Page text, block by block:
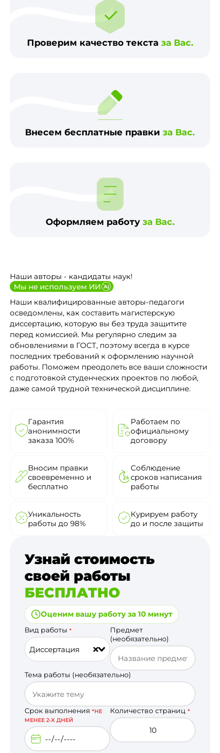
Проверим качество текста за Вас.
Внесем бесплатные правки за Вас.
Оформляем работу за Вас.
Наши авторы - кандидаты наук!
Мы не используем ИИ
Наши квалифицированные авторы-педагоги
осведомлены, как составить магистерскую
диссертацию, которую вы без труда защитите
перед комиссией. Мы регулярно следим за
обновлениями в ГОСТ, поэтому всегда в курсе
последних требований к оформлению научной
работы. Поможем преодолеть все ваши сложности
с подготовкой студенческих проектов по любой,
даже самой трудной технической дисциплине.
Гарантия
анонимности
заказа 100%
Работаем по
официальному
договору
Вносим правки
своевременно и
бесплатно
Соблюдение
сроков написания
работы
Уникальность
работы до 98%
Курируем работу
до и после защиты
Узнай стоимость
своей работы
БЕСПЛАТНО
Оценим вашу работу за 10 минут
Вид работы *
Диссертация
Предмет
(необязательно)
Тема работы (необязательно)
Срок выполнения *НЕ
МЕНЕЕ 2-Х ДНЕЙ
Количество страниц *